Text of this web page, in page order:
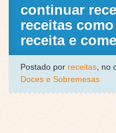
continuar
receitas
receita e
Postado por receitas, no
Doces e Sobremesas